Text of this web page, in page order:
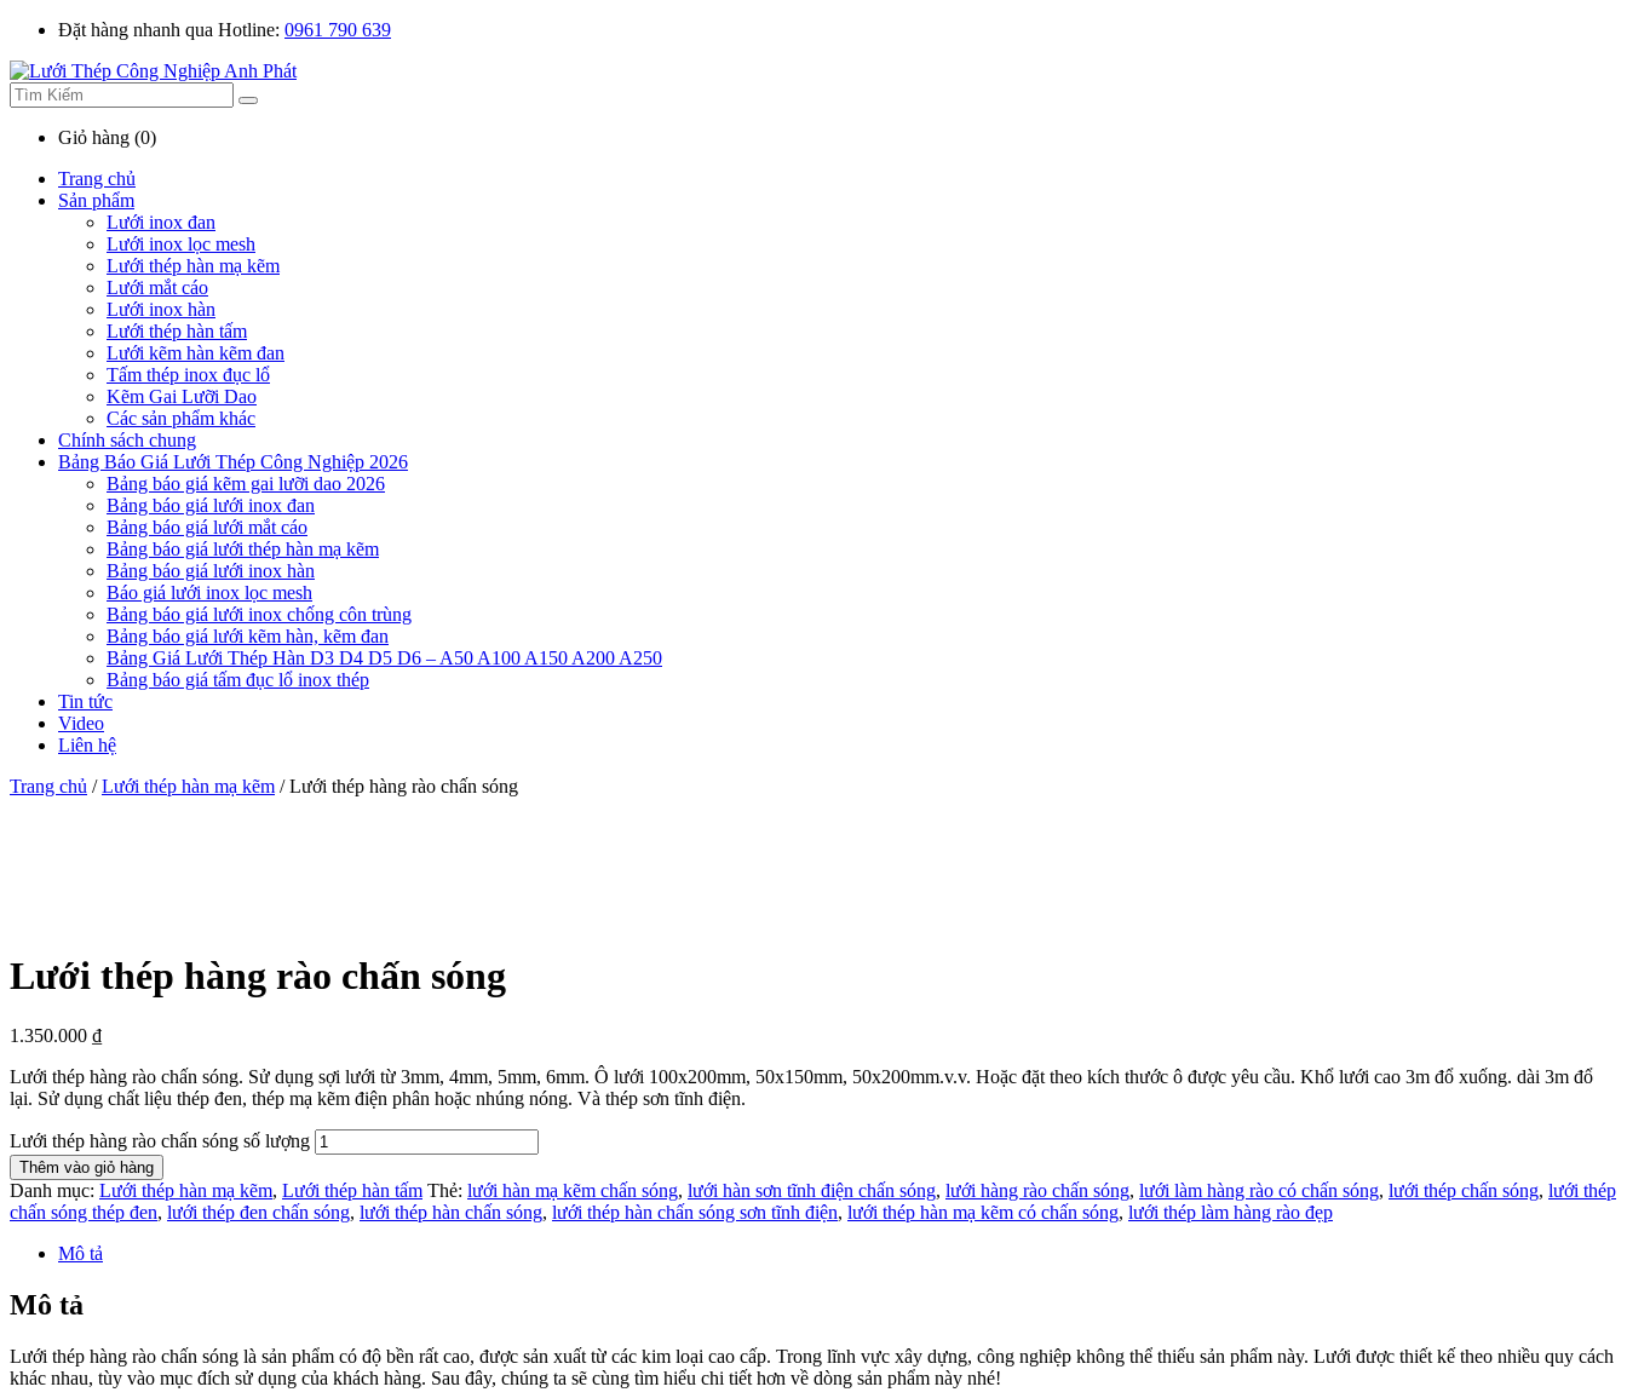
Đặt hàng nhanh qua Hotline: 0961 790 639
Giỏ hàng (0)
Trang chủ
Sản phẩm
Lưới inox đan
Lưới inox lọc mesh
Lưới thép hàn mạ kẽm
Lưới mắt cáo
Lưới inox hàn
Lưới thép hàn tấm
Lưới kẽm hàn kẽm đan
Tấm thép inox đục lổ
Kẽm Gai Lưỡi Dao
Các sản phẩm khác
Chính sách chung
Bảng Báo Giá Lưới Thép Công Nghiệp 2026
Bảng báo giá kẽm gai lưỡi dao 2026
Bảng báo giá lưới inox đan
Bảng báo giá lưới mắt cáo
Bảng báo giá lưới thép hàn mạ kẽm
Bảng báo giá lưới inox hàn
Báo giá lưới inox lọc mesh
Bảng báo giá lưới inox chống côn trùng
Bảng báo giá lưới kẽm hàn, kẽm đan
Bảng Giá Lưới Thép Hàn D3 D4 D5 D6 – A50 A100 A150 A200 A250
Bảng báo giá tấm đục lổ inox thép
Tin tức
Video
Liên hệ
Trang chủ /Lưới thép hàn mạ kẽm / Lưới thép hàng rào chấn sóng
Lưới thép hàng rào chấn sóng
1.350.000 ₫
Lưới thép hàng rào chấn sóng. Sử dụng sợi lưới từ 3mm, 4mm, 5mm, 6mm. Ô lưới 100x200mm, 50x150mm, 50x200mm.v.v. Hoặc đặt theo kích thước ô được yêu cầu. Khổ lưới cao 3m đổ xuống. dài 3m đổ
lại. Sử dụng chất liệu thép đen, thép mạ kẽm điện phân hoặc nhúng nóng. Và thép sơn tĩnh điện.
Lưới thép hàng rào chấn sóng số lượng
Thêm vào giỏ hàng
Danh mục: Lưới thép hàn mạ kẽm, Lưới thép hàn tấm Thẻ: lưới hàn mạ kẽm chấn sóng, lưới hàn sơn tĩnh điện chấn sóng, lưới hàng rào chấn sóng, lưới làm hàng rào có chấn sóng, lưới thép chấn sóng, lưới thép
chấn sóng thép đen, lưới thép đen chấn sóng, lưới thép hàn chấn sóng, lưới thép hàn chấn sóng sơn tĩnh điện, lưới thép hàn mạ kẽm có chấn sóng, lưới thép làm hàng rào đẹp
Mô tả
Mô tả
Lưới thép hàng rào chấn sóng là sản phẩm có độ bền rất cao, được sản xuất từ các kim loại cao cấp. Trong lĩnh vực xây dựng, công nghiệp không thể thiếu sản phẩm này. Lưới được thiết kế theo nhiều quy cách
khác nhau, tùy vào mục đích sử dụng của khách hàng. Sau đây, chúng ta sẽ cùng tìm hiểu chi tiết hơn về dòng sản phẩm này nhé!